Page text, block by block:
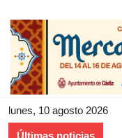
lunes, 10 agosto 2026
Últimas noticias